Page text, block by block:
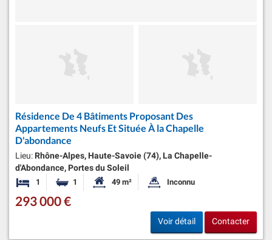
Résidence De 4 Bâtiments Proposant Des
Appartements Neufs Et Située À la Chapelle
D'abondance
Lieu: Rhône-Alpes, Haute-Savoie (74), La Chapelle-
d'Abondance, Portes du Soleil
1 Chambre 1 Salle de bainSurface habitable:
49 m² Superficie du terrain:
Inconnu
293 000 €
Voir détail Contacter